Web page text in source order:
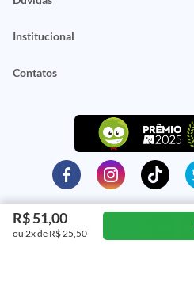
Institucional
Contatos
R$ 51,00
ou 2x de R$ 25,50